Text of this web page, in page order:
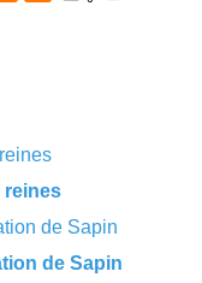
reines
de Sapin